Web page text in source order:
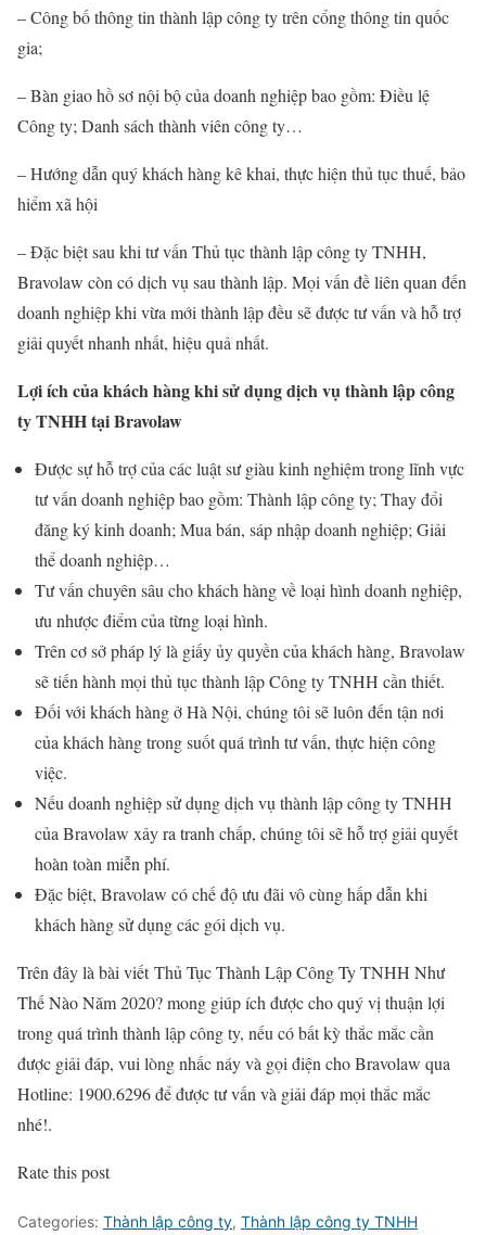
– Công bố thông tin thành lập công ty trên cổng thông tin quốc
gia;
– Bàn giao hồ sơ nội bộ của doanh nghiệp bao gồm: Điều lệ
Công ty; Danh sách thành viên công ty…
– Hướng dẫn quý khách hàng kê khai, thực hiện thủ tục thuế, bảo
hiểm xã hội
– Đặc biệt sau khi tư vấn Thủ tục thành lập công ty TNHH,
Bravolaw còn có dịch vụ sau thành lập. Mọi vấn đề liên quan đến
doanh nghiệp khi vừa mới thành lập đều sẽ được tư vấn và hỗ trợ
giải quyết nhanh nhất, hiệu quả nhất.
Lợi ích của khách hàng khi sử dụng dịch vụ thành lập công
ty TNHH tại Bravolaw
Được sự hỗ trợ của các luật sư giàu kinh nghiệm trong lĩnh vực
tư vấn doanh nghiệp bao gồm: Thành lập công ty; Thay đổi
đăng ký kinh doanh; Mua bán, sáp nhập doanh nghiệp; Giải
thể doanh nghiệp…
Tư vấn chuyên sâu cho khách hàng về loại hình doanh nghiệp,
ưu nhược điểm của từng loại hình.
Trên cơ sở pháp lý là giấy ủy quyền của khách hàng, Bravolaw
sẽ tiến hành mọi thủ tục thành lập Công ty TNHH cần thiết.
Đối với khách hàng ở Hà Nội, chúng tôi sẽ luôn đến tận nơi
của khách hàng trong suốt quá trình tư vấn, thực hiện công
việc.
Nếu doanh nghiệp sử dụng dịch vụ thành lập công ty TNHH
của Bravolaw xảy ra tranh chấp, chúng tôi sẽ hỗ trợ giải quyết
hoàn toàn miễn phí.
Đặc biệt, Bravolaw có chế độ ưu đãi vô cùng hấp dẫn khi
khách hàng sử dụng các gói dịch vụ.
Trên đây là bài viết Thủ Tục Thành Lập Công Ty TNHH Như
Thế Nào Năm 2020? mong giúp ích được cho quý vị thuận lợi
trong quá trình thành lập công ty, nếu có bất kỳ thắc mắc cần
được giải đáp, vui lòng nhấc náy và gọi điện cho Bravolaw qua
Hotline: 1900.6296 để được tư vấn và giải đáp mọi thắc mắc
nhé!.
Rate this post
Categories: Thành lập công ty, Thành lập công ty TNHH